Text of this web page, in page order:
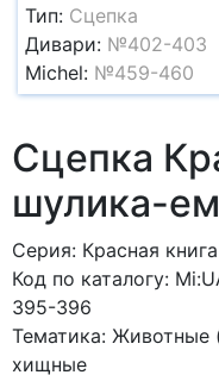
Тип: Сцепка
Дивари: №402-403
Michel: №459-460
Сцепка
шулика-
Серия: Красная
Код по каталогy:
395-396
Тематика:
хищные